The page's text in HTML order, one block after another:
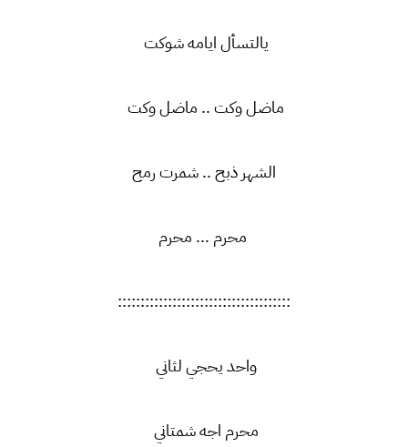
يالتسأل ايامه شوكت
ماضل وكت .. ماضل وكت
الشهر ذبح .. شمرت رمح
محرم ... محرم
::::::::::::::::::::::::::::::::::::::
واحد يحجي لثاني
محرم اجه شمتاني